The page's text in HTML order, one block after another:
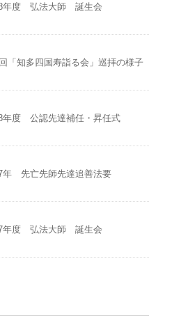
年度 弘法大師 誕生会
「知多四国寿詣る会」巡拝の様子
年度 公認先達補任・昇任式
年 先亡先師先達追善法要
年度 弘法大師 誕生会